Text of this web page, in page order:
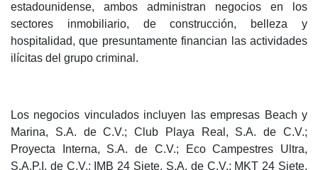
estadounidense, ambos administran negocios en los
sectores inmobiliario, de construcción, belleza y
hospitalidad, que presuntamente financian las actividades
ilícitas del grupo criminal.
Los negocios vinculados incluyen las empresas Beach y
Marina, S.A. de C.V.; Club Playa Real, S.A. de C.V.;
Proyecta Interna, S.A. de C.V.; Eco Campestres Ultra,
S.A.P.I. de C.V.; IMB 24 Siete, S.A. de C.V.; MKT 24 Siete,